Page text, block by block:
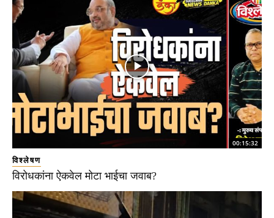
00:15:32
विश्लेषण
विरोधकांना ऐकवेल मोटा भाईचा जवाब?